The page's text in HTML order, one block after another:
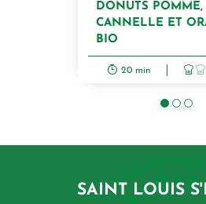
DONUTS POMME,
CANNELLE ET
BIO
20 min
SAINT LOUIS